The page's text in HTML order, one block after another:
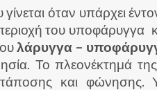
γίνεται όταν υπάρχει
του υποφάρυγγα
λάρυγγα –
Το πλεονέκτημά
και